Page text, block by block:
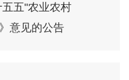
五"农业农村
意见的公告